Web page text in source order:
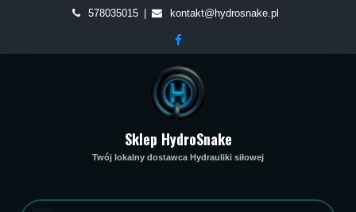
content
578035015 kontakt@hydrosnake.pl
Sklep HydroSnake
Twój lokalny dostawca Hydrauliki siłowej
Wyszukiwarka